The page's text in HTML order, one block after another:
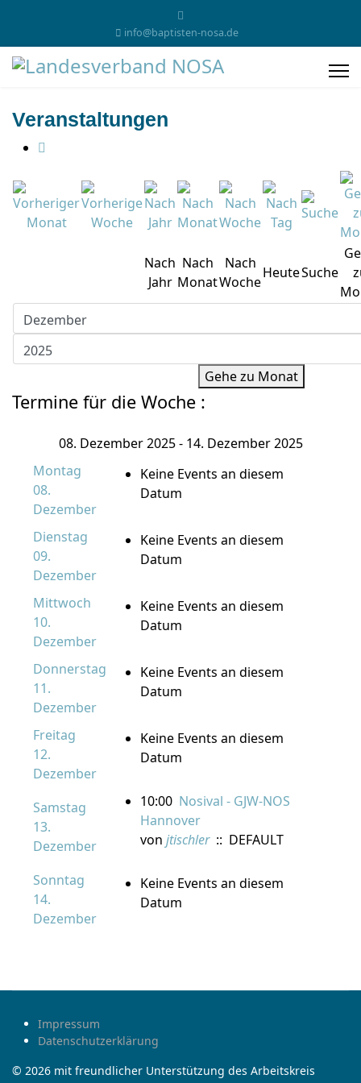
info@baptisten-nosa.de
Veranstaltungen
Nach
Jahr
Nach
Monat
Nach
Woche
HeuteSuche
Gehe zu Monat
Termine für die Woche :
08. Dezember 2025 - 14. Dezember 2025
Montag
08.
Dezember
Keine Events an diesem
Datum
Dienstag
09.
Dezember
Keine Events an diesem
Datum
Mittwoch
10.
Dezember
Keine Events an diesem
Datum
Donnerstag
11.
Dezember
Keine Events an diesem
Datum
Freitag
12.
Dezember
Keine Events an diesem
Datum
Samstag
13.
Dezember
10:00 Nosival - GJW-NOS
Hannover
von jtischler:: DEFAULT
Sonntag
14.
Dezember
Keine Events an diesem
Datum
Impressum
Datenschutzerklärung
© 2026 mit freundlicher Unterstützung des Arbeitskreis